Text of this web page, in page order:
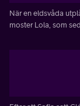
När en eldsvåda
moster Lola, som